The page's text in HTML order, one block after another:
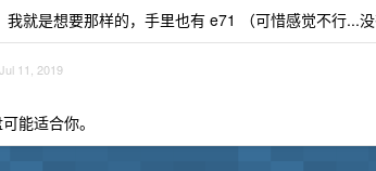
我就是想要那样的，手里也有 e71 （可惜感觉不行...
Jul 11, 2019
能适合你。